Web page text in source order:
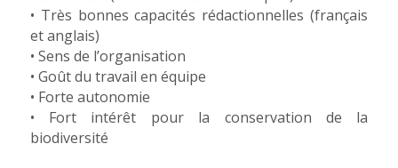
• Très bonnes capacités rédactionnelles (français
et anglais)
• Sens de l’organisation
• Goût du travail en équipe
• Forte autonomie
• Fort intérêt pour la conservation de la
biodiversité